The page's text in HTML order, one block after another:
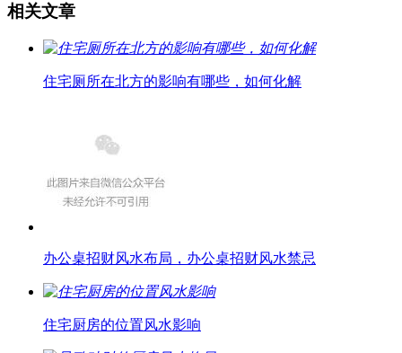
相关文章
住宅厕所在北方的影响有哪些，如何化解
办公桌招财风水布局，办公桌招财风水禁忌
住宅厨房的位置风水影响